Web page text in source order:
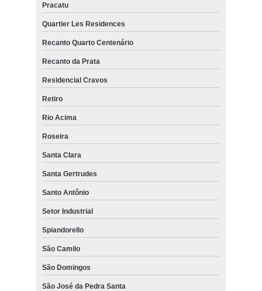
Pracatu
Quartier Les Residences
Recanto Quarto Centenário
Recanto da Prata
Residencial Cravos
Retiro
Rio Acima
Roseira
Santa Clara
Santa Gertrudes
Santo Antônio
Setor Industrial
Spiandorello
São Camilo
São Domingos
São José da Pedra Santa